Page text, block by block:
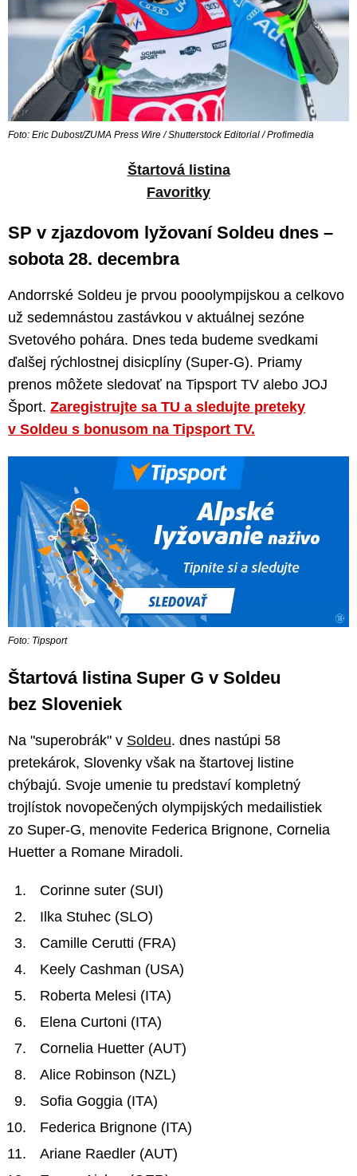
Foto: Eric Dubost/ZUMA Press Wire / Shutterstock Editorial / Profimedia
Štartová listina
Favoritky
SP v zjazdovom lyžovaní Soldeu dnes –
sobota 28. decembra
Andorrské Soldeu je prvou pooolympijskou a celkovo
už sedemnástou zastávkou v aktuálnej sezóne
Svetového pohára. Dnes teda budeme svedkami
ďalšej rýchlostnej disicplíny (Super-G). Priamy
prenos môžete sledovať na Tipsport TV alebo JOJ
Šport. Zaregistrujte sa TU a sledujte preteky
v Soldeu s bonusom na Tipsport TV.
Foto: Tipsport
Štartová listina Super G v Soldeu
bez Sloveniek
Na "superobrák" v Soldeu. dnes nastúpi 58
pretekárok, Slovenky však na štartovej listine
chýbajú. Svoje umenie tu predstaví kompletný
trojlístok novopečených olympijských medailistiek
zo Super-G, menovite Federica Brignone, Cornelia
Huetter a Romane Miradoli.
Corinne suter (SUI)
Ilka Stuhec (SLO)
Camille Cerutti (FRA)
Keely Cashman (USA)
Roberta Melesi (ITA)
Elena Curtoni (ITA)
Cornelia Huetter (AUT)
Alice Robinson (NZL)
Sofia Goggia (ITA)
Federica Brignone (ITA)
Ariane Raedler (AUT)